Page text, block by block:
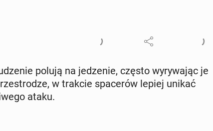
polują na je­dze­nie, często wy­ry­wa­jąc je
w trakcie spa­ce­rów lepiej unikać
ataku.